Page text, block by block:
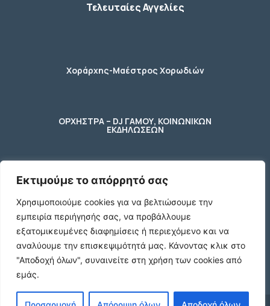
Εκτιμούμε το απόρρητό σας
Χρησιμοποιούμε cookies για να βελτιώσουμε την
εμπειρία περιήγησής σας, να προβάλλουμε
εξατομικευμένες διαφημίσεις ή περιεχόμενο και να
αναλύουμε την επισκεψιμότητά μας. Κάνοντας κλικ στο
"Αποδοχή όλων", συναινείτε στη χρήση των cookies από
εμάς.
Τελευταίες Αγγελίες
Χοράρχης-Μαέστρος Χορωδιών
ΟΡΧΗΣΤΡΑ – DJ ΓΑΜΟΥ, ΚΟΙΝΩΝΙΚΩΝ
ΕΚΔΗΛΩΣΕΩΝ
φύλακας – κηπουρος
2 Ποτήρια μπύρας ενός λίτρου (1 L)
γυάλινα με χερούλι
€10